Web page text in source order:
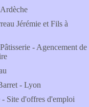
Jérémie et Fils à
- Agencement de
- Lyon
Site d'offres d'emploi